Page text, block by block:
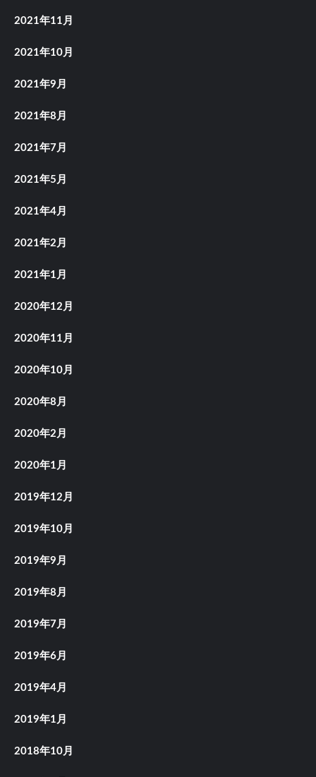
2021年11月
2021年10月
2021年9月
2021年8月
2021年7月
2021年5月
2021年4月
2021年2月
2021年1月
2020年12月
2020年11月
2020年10月
2020年8月
2020年2月
2020年1月
2019年12月
2019年10月
2019年9月
2019年8月
2019年7月
2019年6月
2019年4月
2019年1月
2018年10月